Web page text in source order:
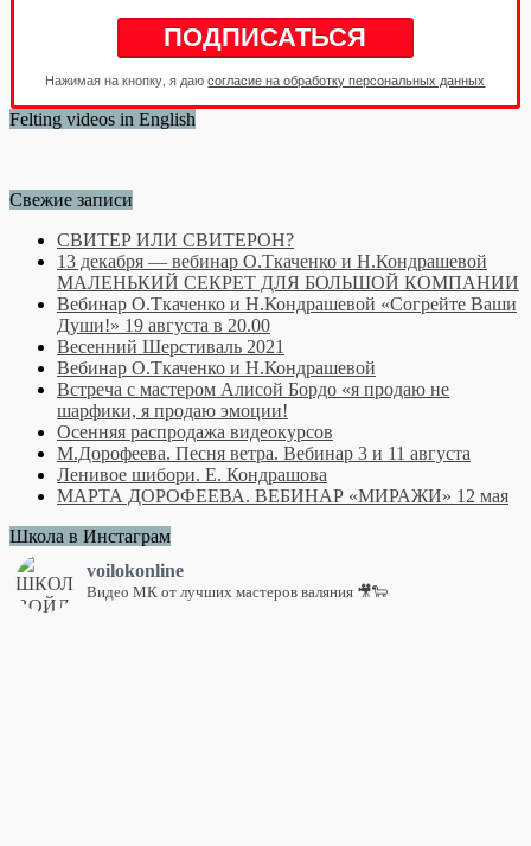
Нажимая на кнопку, я даюсогласие на обработку персональных данных
Felting videos in English
Свежие записи
СВИТЕР ИЛИ СВИТЕРОН?
13 декабря — вебинар О.Ткаченко и Н.Кондрашевой
МАЛЕНЬКИЙ СЕКРЕТ ДЛЯ БОЛЬШОЙ КОМПАНИИ
Вебинар О.Ткаченко и Н.Кондрашевой «Согрейте Ваши
Души!» 19 августа в 20.00
Весенний Шерстиваль 2021
Вебинар О.Ткаченко и Н.Кондрашевой
Встреча с мастером Алисой Бордо «я продаю не
шарфики, я продаю эмоции!
Осенняя распродажа видеокурсов
М.Дорофеева. Песня ветра. Вебинар 3 и 11 августа
Ленивое шибори. Е. Кондрашова
МАРТА ДОРОФЕЕВА. ВЕБИНАР «МИРАЖИ» 12 мая
Школа в Инстаграм
voilokonline
Видео МК от лучших мастеров валяния 🎥🐑